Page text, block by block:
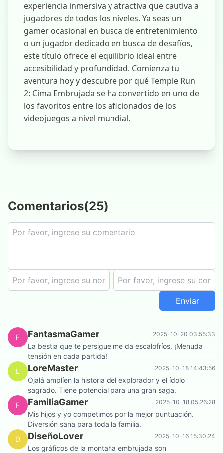
experiencia inmersiva y atractiva que cautiva a
jugadores de todos los niveles. Ya seas un
gamer ocasional en busca de entretenimiento
o un jugador dedicado en busca de desafíos,
este título ofrece el equilibrio ideal entre
accesibilidad y profundidad. Comienza tu
aventura hoy y descubre por qué Temple Run
2: Cima Embrujada se ha convertido en uno de
los favoritos entre los aficionados de los
videojuegos a nivel mundial.
Comentarios(25)
Enviar
F FantasmaGamer 2025-10-20 03:55:33
La bestia que te persigue me da escalofríos. ¡Menuda
tensión en cada partida!
L
LoreMaster 2025-10-18 14:43:56
Ojalá amplíen la historia del explorador y el ídolo
sagrado. Tiene potencial para una gran saga.
F
FamiliaGamer 2025-10-18 05:26:28
Mis hijos y yo competimos por la mejor puntuación.
Diversión sana para toda la familia.
D
DiseñoLover 2025-10-16 15:30:24
Los gráficos de la montaña embrujada son